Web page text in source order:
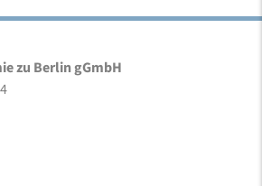
zu Berlin gGmbH